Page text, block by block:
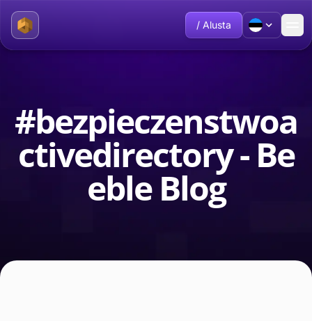
/ Alusta
#bezpieczenstwoa
ctivedirectory - Be
eble Blog